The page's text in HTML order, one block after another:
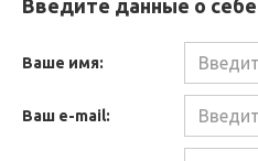
Введите данные о
Ваше имя:
Ваш e-mail: